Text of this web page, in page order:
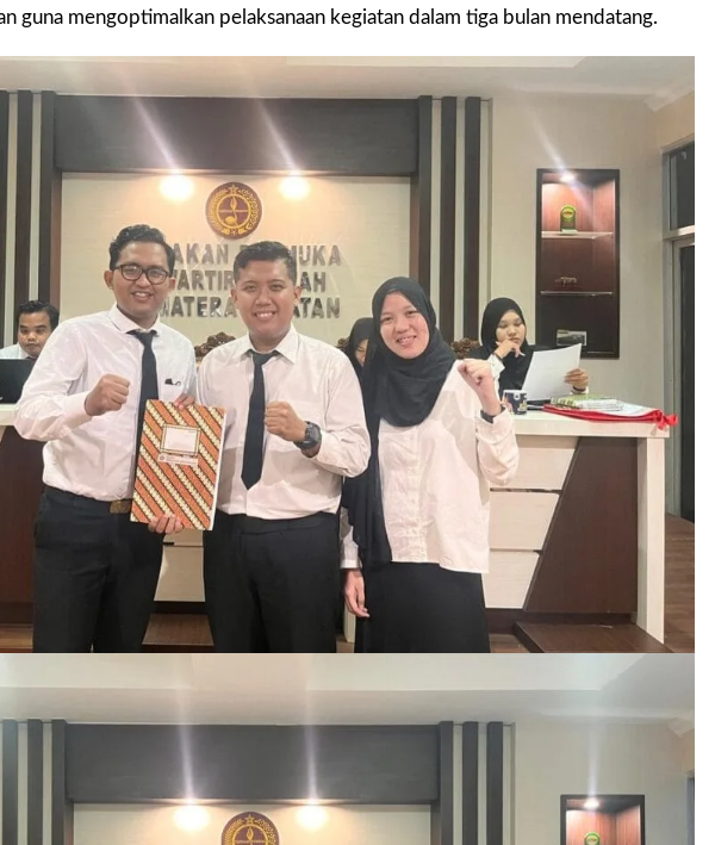
guna mengoptimalkan pelaksanaan kegiatan dalam tiga bulan mendatang.